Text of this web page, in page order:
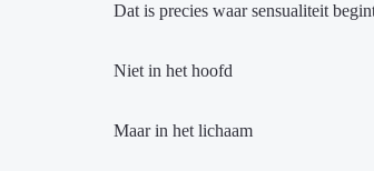
Dat is precies waar sensualiteit
Niet in het hoofd
Maar in het lichaam